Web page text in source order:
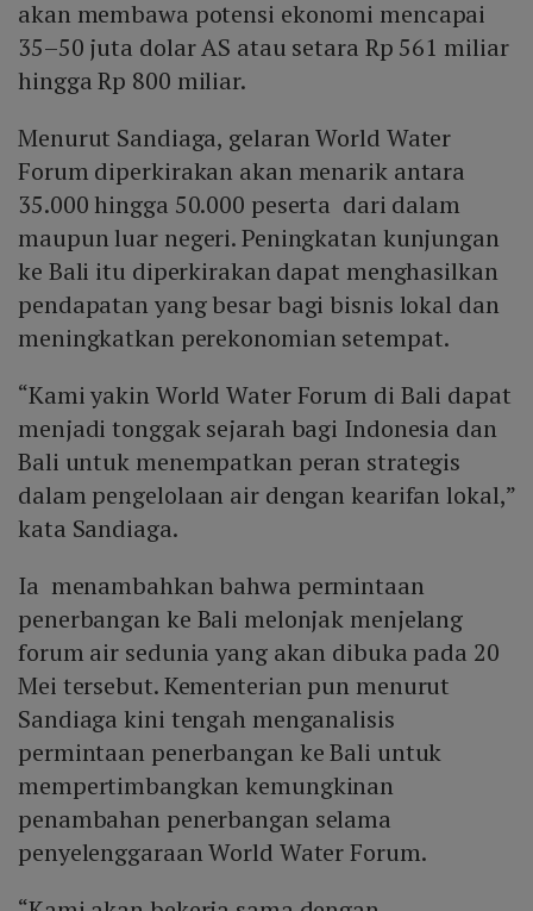
akan membawa potensi ekonomi mencapai
35–50 juta dolar AS atau setara Rp 561 miliar
hingga Rp 800 miliar.
Menurut Sandiaga, gelaran World Water
Forum diperkirakan akan menarik antara
35.000 hingga 50.000 peserta dari dalam
maupun luar negeri. Peningkatan kunjungan
ke Bali itu diperkirakan dapat menghasilkan
pendapatan yang besar bagi bisnis lokal dan
meningkatkan perekonomian setempat.
“Kami yakin World Water Forum di Bali dapat
menjadi tonggak sejarah bagi Indonesia dan
Bali untuk menempatkan peran strategis
dalam pengelolaan air dengan kearifan lokal,”
kata Sandiaga.
Ia menambahkan bahwa permintaan
penerbangan ke Bali melonjak menjelang
forum air sedunia yang akan dibuka pada 20
Mei tersebut. Kementerian pun menurut
Sandiaga kini tengah menganalisis
permintaan penerbangan ke Bali untuk
mempertimbangkan kemungkinan
penambahan penerbangan selama
penyelenggaraan World Water Forum.